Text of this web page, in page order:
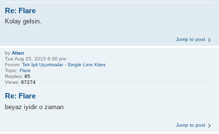
Re: Flare
Kolay gelsin.
Jump to post
by Altan
Tue Aug 25, 2015 6:30 pm
Forum: Tek İpli Uçurtmalar - Single Line Kites
Topic: Flare
Replies: 85
Views: 87274
Re: Flare
beyaz iyidir o zaman
Jump to post